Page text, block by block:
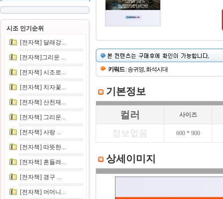
시조 인기순위
[전자책] 달래강...
[전자책]그리운 ...
[전자책] 시조로...
[전자책] 치자꽃...
[전자책] 산천재...
[전자책] 그리운...
[전자책] 사랑 ...
[전자책] 따뜻한...
[전자책] 흔들려...
[전자책] 갱구 ...
[전자책] 어머니...
키워드: 송귀영, 화석시대
기본정보
컬러 사이즈
정보없음 600 * 900
상세이미지